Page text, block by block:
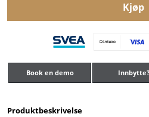
Kjøp
Book en demo Innbytte?
Produktbeskrivelse